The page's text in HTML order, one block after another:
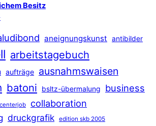
Besitz
aneignungskunst antibilder
arbeitstagebuch
aufträge ausnahmswaisen
batoni bsltz-übermalung business
centerjob collaboration
druckgrafik edition skb 2005